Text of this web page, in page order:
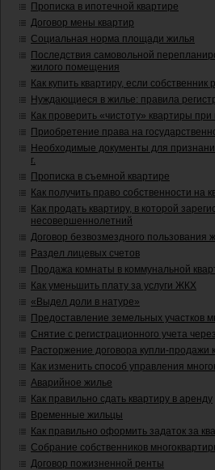
Прописка в ипотечной квартире
Договор мены квартир
Социальная норма площади жилья
Последствия самовольной
жилого помещения
Как купить квартиру, если собственник
Нуждающиеся в жилье: правила
Как проверить «чистоту» квартиры при
Приобретение права на
Необходимые документы для
г.
Прописка в съемной квартире
Как получить право собственности на
Как продать квартиру, в которой
несовершеннолетний
Договор безвозмездного
Раздел лицевых счетов
Продажа комнаты в коммунальной
Как уменьшить плату за услуги ЖКХ
«Выдел доли в натуре»
Предоставление земельных участков
Снятие с регистрационного учета
Расторжение договора купли-продажи
Как изменить способ управления
Аварийное жилье
Как правильно сдать квартиру в аренду
Временные жильцы
Как правильно оформить задаток за
Собрание собственников
Договор пожизненной ренты